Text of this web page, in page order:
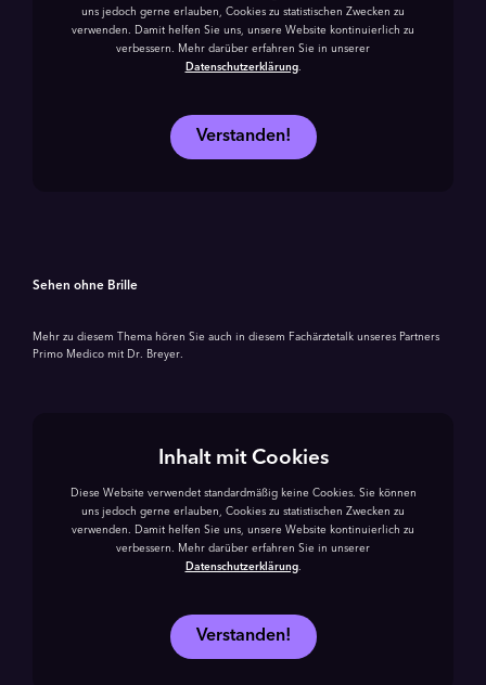
uns jedoch gerne erlauben, Cookies zu statistischen Zwecken zu
verwenden. Damit helfen Sie uns, unsere Website kontinuierlich zu
verbessern. Mehr darüber erfahren Sie in unserer
Datenschutzerklärung.
Verstanden!
Sehen ohne Brille
Mehr zu diesem Thema hören Sie auch in diesem Fachärztetalk unseres Partners
Primo Medico mit Dr. Breyer.
Inhalt mit Cookies
Diese Website verwendet standardmäßig keine Cookies. Sie können
uns jedoch gerne erlauben, Cookies zu statistischen Zwecken zu
verwenden. Damit helfen Sie uns, unsere Website kontinuierlich zu
verbessern. Mehr darüber erfahren Sie in unserer
Datenschutzerklärung.
Verstanden!